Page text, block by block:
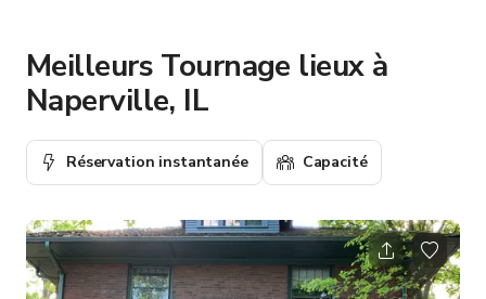
Meilleurs Tournage lieux à
Naperville, IL
Réservation instantanée Capacité